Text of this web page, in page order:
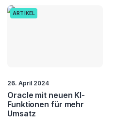
ARTIKEL
26. April 2024
Oracle mit neuen KI-
Funktionen für mehr
Umsatz